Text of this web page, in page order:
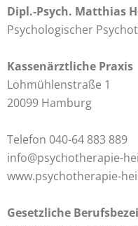
Dipl.-Psych. Matthias
Psychologischer
Kassenärztliche Praxis
Lohmühlenstraße 1
20099 Hamburg
Telefon 040-64 883 889
info@psychotherapie-
www.psychotherapie-
Gesetzliche